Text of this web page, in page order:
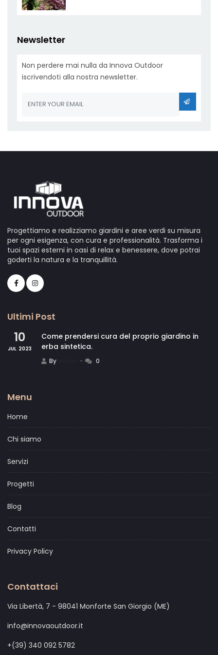
Newsletter
Non perdere mai nulla da Innova Outdoor
iscrivendoti alla nostra newsletter.
Progettiamo e realizziamo giardini e aree verdi su misura
per ogni esigenza, con cura e professionalità. Trasforma i
tuoi spazi esterni in oasi di relax e benessere, dove potrai
goderti la natura e la tranquillità.
Ultimi Post
10
JUL 2023
Come prendersi cura del proprio giardino in
erba sintetica.
By 0
Menu
Home
Chi siamo
Servizi
Progetti
Blog
Contatti
Privacy Policy
Contattaci
Via Libertà, 7 - 98041 Monforte San Giorgio (ME)
info@innovaoutdoor.it
+(39) 340 092 5782